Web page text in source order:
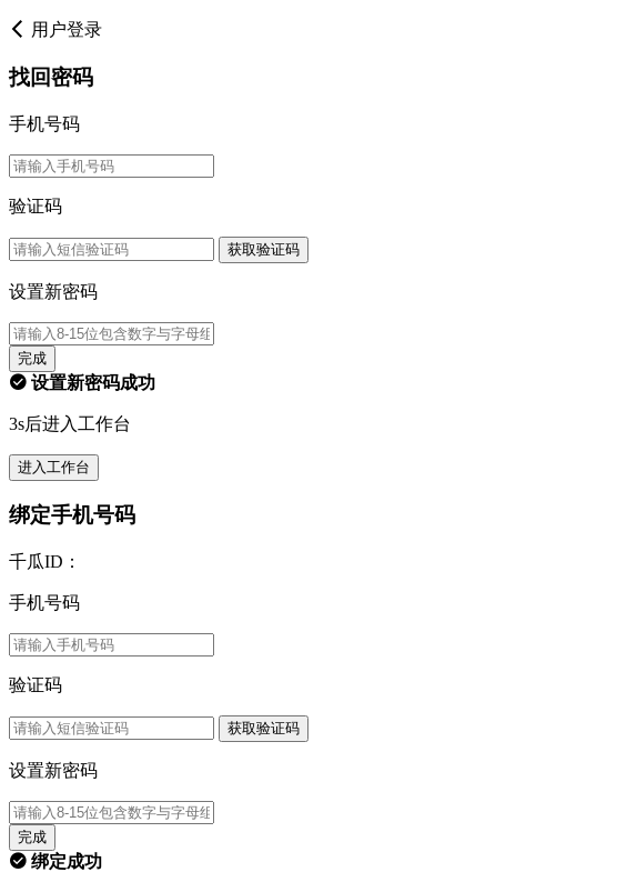
用户登录
找回密码
手机号码
验证码
获取验证码
设置新密码
完成
设置新密码成功
3s后进入工作台
进入工作台
绑定手机号码
千瓜ID：
手机号码
验证码
获取验证码
设置新密码
完成
绑定成功